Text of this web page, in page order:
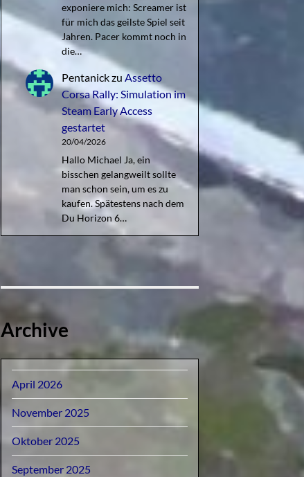
exponiere mich: Screamer ist
für mich das geilste Spiel seit
Jahren. Pacer kommt noch in
die…
Pentanickzu Assetto
Corsa Rally: Simulation im
Steam Early Access
gestartet
20/04/2026
Hallo Michael Ja, ein
bisschen gelangweilt sollte
man schon sein, um es zu
kaufen. Spätestens nach dem
Du Horizon 6…
Archive
April 2026
November 2025
Oktober 2025
September 2025